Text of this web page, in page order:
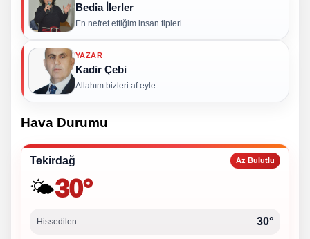
Bedia İlerler
En nefret ettiğim insan tipleri...
YAZAR
Kadir Çebi
Allahım bizleri af eyle
Hava Durumu
Tekirdağ Az Bulutlu
🌤️30°
Hissedilen 30°